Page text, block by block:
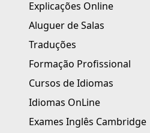
Explicações Online
Aluguer de Salas
Traduções
Formação Profissional
Cursos de Idiomas
Idiomas OnLine
Exames Inglês Cambridge